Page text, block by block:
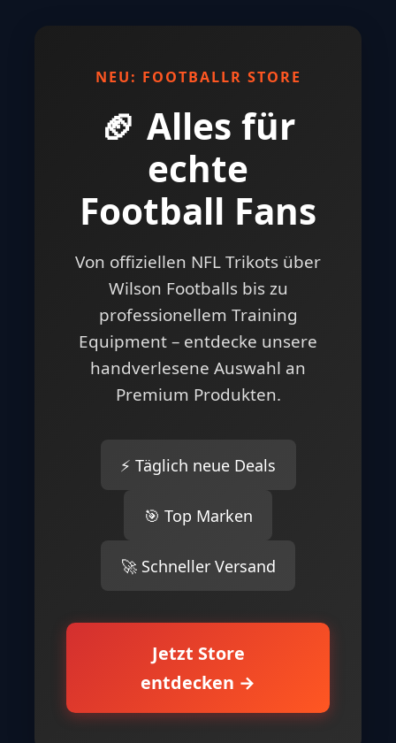
NEU: FOOTBALLR STORE
🏈 Alles für
echte
Football Fans
Von offiziellen NFL Trikots über
Wilson Footballs bis zu
professionellem Training
Equipment – entdecke unsere
handverlesene Auswahl an
Premium Produkten.
⚡ Täglich neue Deals
🎯 Top Marken
🚀 Schneller Versand
Jetzt Store
entdecken →